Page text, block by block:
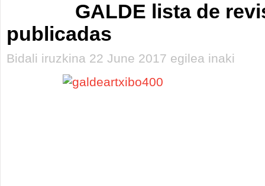
GALDE lista de
publicadas
Bidali iruzkina 22 June 2017 egilea inaki